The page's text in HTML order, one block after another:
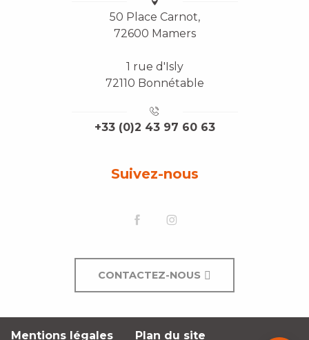
50 Place Carnot,
72600 Mamers
1 rue d'Isly
72110 Bonnétable
+33 (0)2 43 97 60 63
Suivez-nous
CONTACTEZ-NOUS
Mentions légales Plan du site